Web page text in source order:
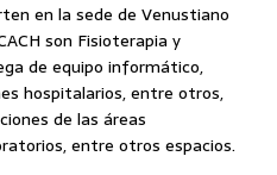
en la sede de Venustiano
son Fisioterapia y
de equipo informático,
hospitalarios, entre otros,
de las áreas
entre otros espacios.